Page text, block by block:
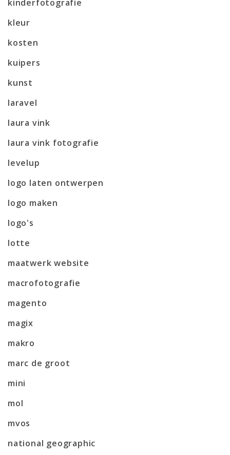
kinderfotografie
kleur
kosten
kuipers
kunst
laravel
laura vink
laura vink fotografie
levelup
logo laten ontwerpen
logo maken
logo's
lotte
maatwerk website
macrofotografie
magento
magix
makro
marc de groot
mini
mol
mvos
national geographic